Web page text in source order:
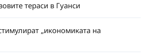
тераси в Гуанси
„икономиката на